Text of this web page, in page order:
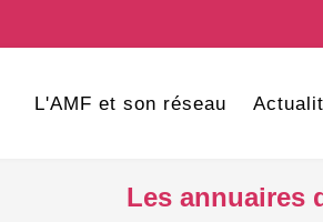
L'AMF et son réseau
Les annuaires